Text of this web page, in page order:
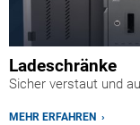
Ladeschränke
Sicher verstaut und
MEHR ERFAHREN ›